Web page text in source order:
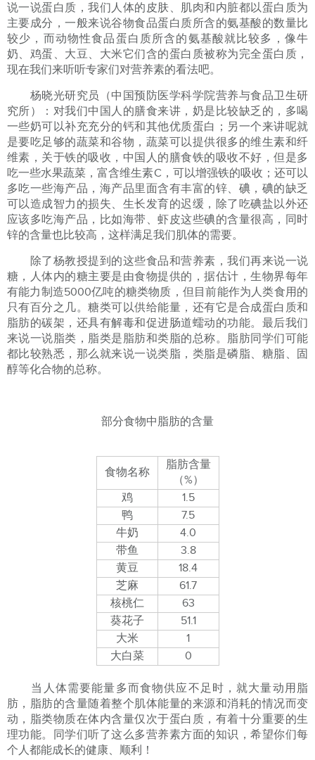
说一说蛋白质，我们人体的皮肤、肌肉和内脏都以蛋白质为
主要成分，一般来说谷物食品蛋白质所含的氨基酸的数量比
较少，而动物性食品蛋白质所含的氨基酸就比较多，像牛
奶、鸡蛋、大豆、大米它们含的蛋白质被称为完全蛋白质，
现在我们来听听专家们对营养素的看法吧。
杨晓光研究员（中国预防医学科学院营养与食品卫生研
究所）：对我们中国人的膳食来讲，奶是比较缺乏的，多喝
一些奶可以补充充分的钙和其他优质蛋白；另一个来讲呢就
是要吃足够的蔬菜和谷物，蔬菜可以提供很多的维生素和纤
维素，关于铁的吸收，中国人的膳食铁的吸收不好，但是多
吃一些水果蔬菜，富含维生素C，可以增强铁的吸收；还可以
多吃一些海产品，海产品里面含有丰富的锌、碘，碘的缺乏
可以造成智力的损失、生长发育的迟缓，除了吃碘盐以外还
应该多吃海产品，比如海带、虾皮这些碘的含量很高，同时
锌的含量也比较高，这样满足我们肌体的需要。
除了杨教授提到的这些食品和营养素，我们再来说一说
糖，人体内的糖主要是由食物提供的，据估计，生物界每年
有能力制造5000亿吨的糖类物质，但目前能作为人类食用的
只有百分之几。糖类可以供给能量，还有它是合成蛋白质和
脂肪的碳架，还具有解毒和促进肠道蠕动的功能。最后我们
来说一说脂类，脂类是脂肪和类脂的总称。脂肪同学们可能
都比较熟悉，那么就来说一说类脂，类脂是磷脂、糖脂、固
醇等化合物的总称。
部分食物中脂肪的含量
食物名称
脂肪含量
（%）
鸡
1.5
鸭
7.5
牛奶
4.0
带鱼
3.8
黄豆
18.4
芝麻
61.7
核桃仁
63
葵花子
51.1
大米
1
大白菜
0
当人体需要能量多而食物供应不足时，就大量动用脂
肪，脂肪的含量随着整个肌体能量的来源和消耗的情况而变
动，脂类物质在体内含量仅次于蛋白质，有着十分重要的生
理功能。同学们听了这么多营养素方面的知识，希望你们每
个人都能成长的健康、顺利！